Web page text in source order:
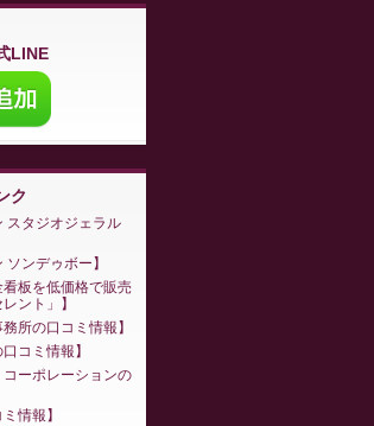
LINE
ク
スタジオジェラル
ソンデゥボー
板を低価格で販売
ント」
所の口コミ情報
コミ情報
ーポレーションの
情報